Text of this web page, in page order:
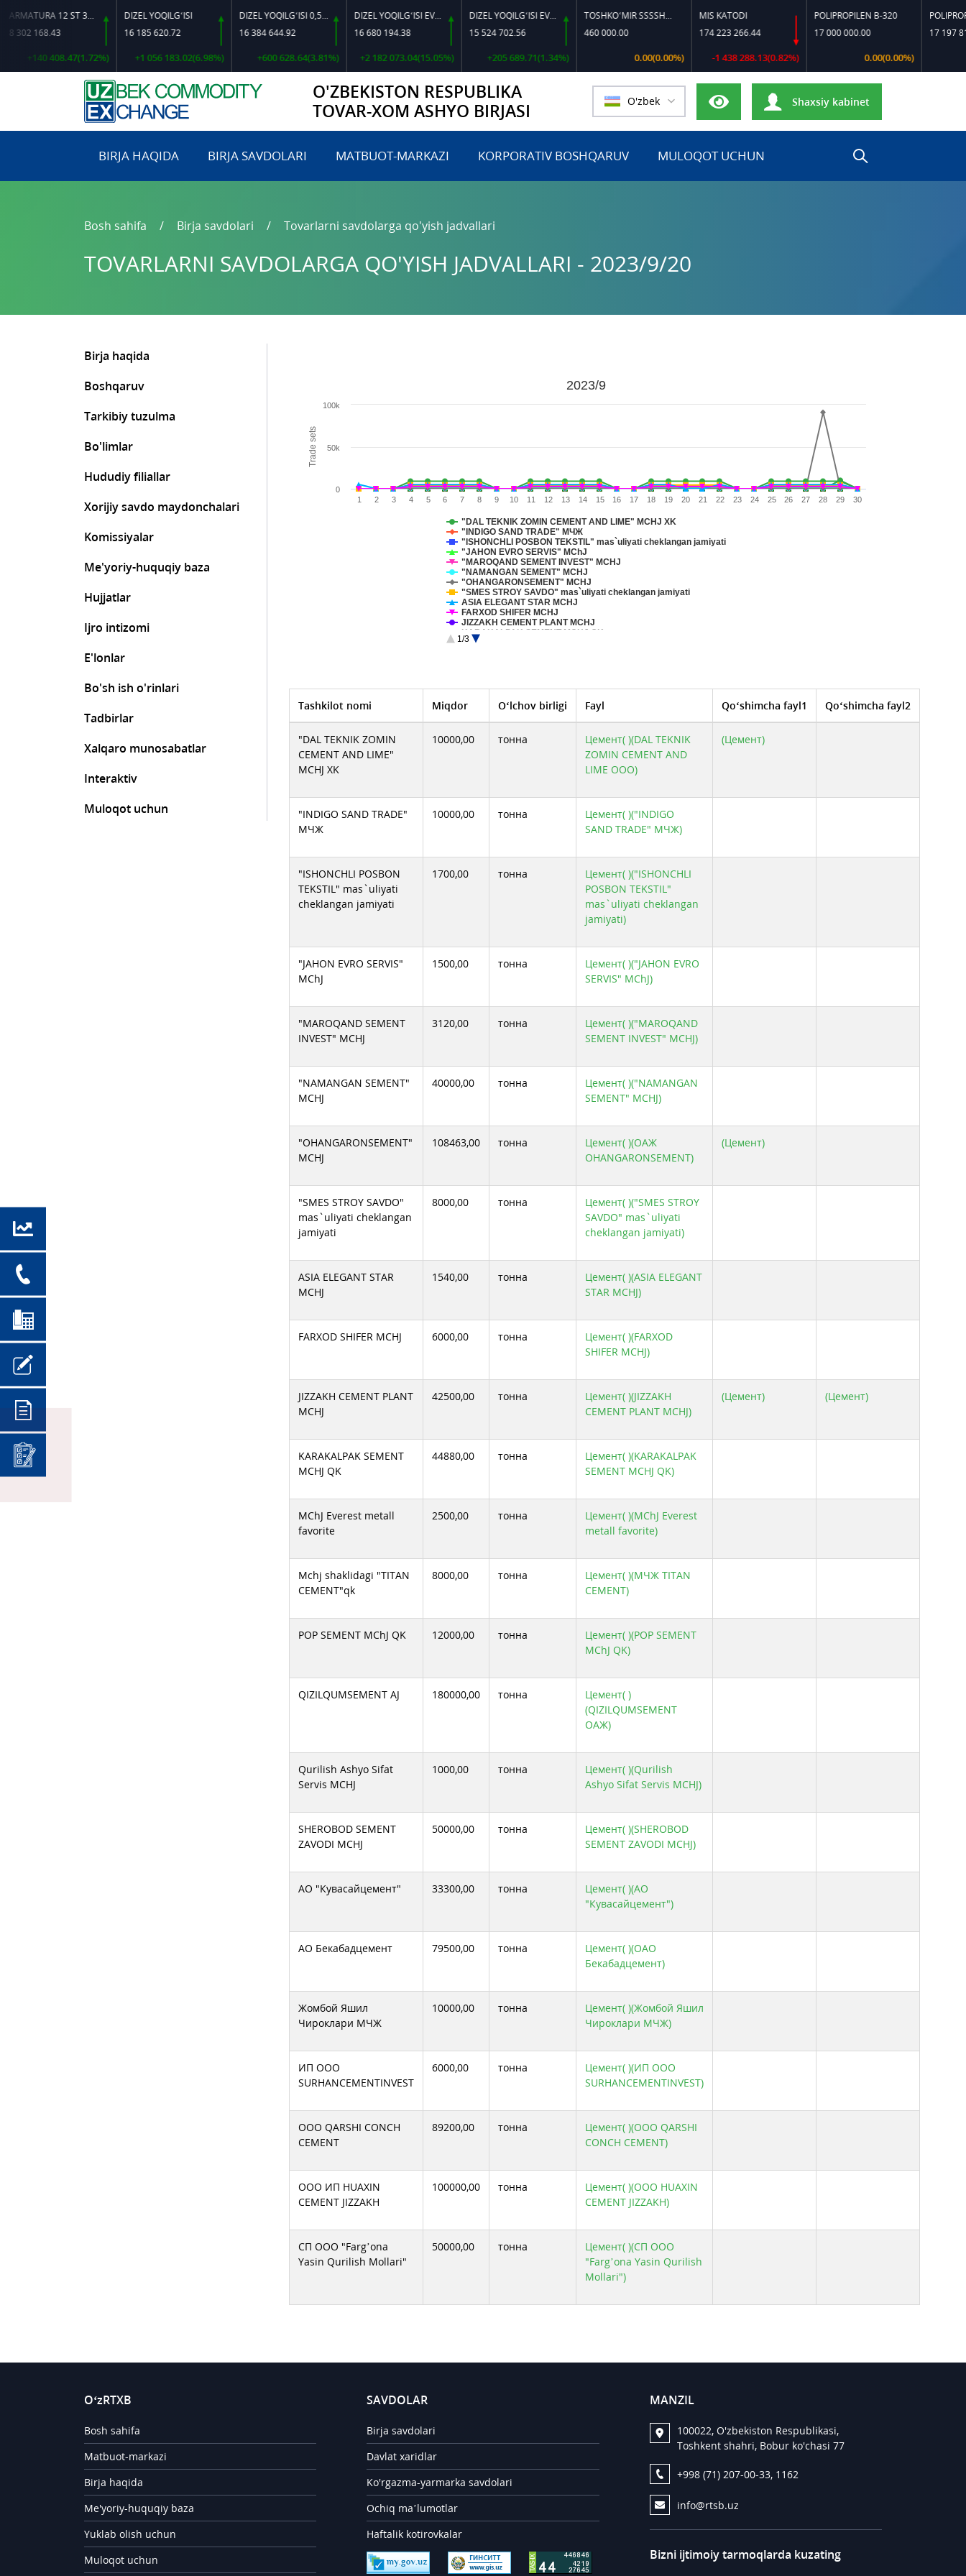
ARMATURA 12 ST 35 GS O‘LCHAMLI
DIZEL YOQILG‘ISI
16 185 620.72
+1 056 183.02(6.98%)
DIZEL YOQILG‘ISI 0,5-40
16 384 644.92
+600 628.64(3.81%)
DIZEL YOQILG‘ISI EVRO L-K-4
16 680 194.38
+2 182 073.04(15.05%)
DIZEL YOQILG‘ISI EVRO-L II K-4 SSDF
15 524 702.56
+205 689.71(1.34%)
TOSHKO‘MIR SSSSH-13
0.00(0.00%)
MIS KATODI
174 223 266.44
-1 438 288.13(0.82%)
POLIPROPILEN B-320
17 000 000.00
0.00(0.00%)
POLIPROPILEN FC-
17 197 818.18
O'ZBEKISTON RESPUBLIKA
TOVAR-XOM ASHYO BIRJASI
O'zbek Shaxsiy kabinet
BIRJA HAQIDA BIRJA SAVDOLARI MATBUOT-MARKAZI KORPORATIV BOSHQARUV MULOQOT UCHUN
Bosh sahifa Birja savdolari Tovarlarni savdolarga qo'yish jadvallari
TOVARLARNI SAVDOLARGA QO'YISH JADVALLARI - 2023/9/20
Birja haqida
Boshqaruv
Tarkibiy tuzulma
Bo'limlar
Hududiy filiallar
Xorijiy savdo maydonchalari
Komissiyalar
Me'yoriy-huquqiy baza
Hujjatlar
Ijro intizomi
E'lonlar
Bo'sh ish o'rinlari
Tadbirlar
Xalqaro munosabatlar
Interaktiv
Muloqot uchun
Trade sets
2023/9
"DAL TEKNIK ZOMIN CEMENT AND LIME" MCHJ XK
"INDIGO SAND TRADE" МЧЖ
"ISHONCHLI POSBON TEKSTIL" mas`uliyati cheklangan jamiyati
"JAHON EVRO SERVIS" MChJ
"MAROQAND SEMENT INVEST" MCHJ
"NAMANGAN SEMENT" MCHJ
"OHANGARONSEMENT" MCHJ
"SMES STROY SAVDO" mas`uliyati cheklangan jamiyati
ASIA ELEGANT STAR MCHJ
FARXOD SHIFER MCHJ
JIZZAKH CEMENT PLANT MCHJ
KARAKALPAK SEMENT MCHJ QK
MChJ Everest metall favorite
АО "Кувасайцемент"
Жомбой Яшил Чироклари МЧЖ
ООО QARSHI CONCH CEMENT
ООО ИП HUAXIN CEMENT JIZZAKH
1/3
1 2 3 4 5 6 7 8 9 10 11 12 13 14 15 16 17 18 19 20 21 22 23 24 25 26 27 28 29 30
0
50k
100k
Tashkilot nomi Miqdor O‘lchov birligi Fayl Qo‘shimcha fayl1 Qo‘shimcha fayl2
"DAL TEKNIK ZOMIN
CEMENT AND LIME"
MCHJ XK
10000,00 тонна
Цемент( )(DAL TEKNIK
ZOMIN CEMENT AND
LIME ООО)
(Цемент)
"INDIGO SAND TRADE"
МЧЖ
10000,00 тонна
Цемент( )("INDIGO
SAND TRADE" МЧЖ)
"ISHONCHLI POSBON
TEKSTIL" mas`uliyati
cheklangan jamiyati
1700,00 тонна
Цемент( )("ISHONCHLI
POSBON TEKSTIL"
mas`uliyati cheklangan
jamiyati)
"JAHON EVRO SERVIS"
MChJ
1500,00 тонна
Цемент( )("JAHON EVRO
SERVIS" MChJ)
"MAROQAND SEMENT
INVEST" MCHJ
3120,00 тонна
Цемент( )("MAROQAND
SEMENT INVEST" MCHJ)
"NAMANGAN SEMENT"
MCHJ
40000,00 тонна
Цемент( )("NAMANGAN
SEMENT" MCHJ)
"OHANGARONSEMENT"
MCHJ
108463,00 тонна
Цемент( )(ОАЖ
OHANGARONSEMENT)
(Цемент)
"SMES STROY SAVDO"
mas`uliyati cheklangan
jamiyati
8000,00 тонна
Цемент( )("SMES STROY
SAVDO" mas`uliyati
cheklangan jamiyati)
ASIA ELEGANT STAR
MCHJ
1540,00 тонна
Цемент( )(ASIA ELEGANT
STAR MCHJ)
FARXOD SHIFER MCHJ 6000,00 тонна
Цемент( )(FARXOD
SHIFER MCHJ)
JIZZAKH CEMENT PLANT
MCHJ
42500,00 тонна
Цемент( )(JIZZAKH
CEMENT PLANT MCHJ)
(Цемент) (Цемент)
KARAKALPAK SEMENT
MCHJ QK
44880,00 тонна
Цемент( )(KARAKALPAK
SEMENT MCHJ QK)
MChJ Everest metall
favorite
2500,00 тонна
Цемент( )(MChJ Everest
metall favorite)
Mchj shaklidagi "TITAN
CEMENT"qk
8000,00 тонна
Цемент( )(МЧЖ TITAN
CEMENT)
POP SEMENT MChJ QK 12000,00 тонна
Цемент( )(POP SEMENT
MChJ QK)
QIZILQUMSEMENT АJ 180000,00 тонна
Цемент( )
(QIZILQUMSEMENT
ОАЖ)
Qurilish Ashyo Sifat
Servis MCHJ
1000,00 тонна
Цемент( )(Qurilish
Ashyo Sifat Servis MCHJ)
SHEROBOD SEMENT
ZAVODI MCHJ
50000,00 тонна
Цемент( )(SHEROBOD
SEMENT ZAVODI MCHJ)
АО "Кувасайцемент" 33300,00 тонна
Цемент( )(АО
"Кувасайцемент")
АО Бекабадцемент 79500,00 тонна
Цемент( )(ОАО
Бекабадцемент)
Жомбой Яшил
Чироклари МЧЖ
10000,00 тонна
Цемент( )(Жомбой Яшил
Чироклари МЧЖ)
ИП ООО
SURHANCEMENTINVEST
6000,00 тонна
Цемент( )(ИП ООО
SURHANCEMENTINVEST)
ООО QARSHI CONCH
CEMENT
89200,00 тонна
Цемент( )(ООО QARSHI
CONCH CEMENT)
ООО ИП HUAXIN
CEMENT JIZZAKH
100000,00 тонна
Цемент( )(ООО HUAXIN
CEMENT JIZZAKH)
СП ООО "Farg’ona
Yasin Qurilish Mollari"
50000,00 тонна
Цемент( )(СП ООО
"Farg’ona Yasin Qurilish
Mollari")
O‘zRTXB
Bosh sahifa
Matbuot-markazi
Birja haqida
Me'yoriy-huquqiy baza
Yuklab olish uchun
Muloqot uchun
SAVDOLAR
Birja savdolari
Davlat xaridlar
Ko'rgazma-yarmarka savdolari
Ochiq ma’lumotlar
Haftalik kotirovkalar
MANZIL
100022, O'zbekiston Respublikasi,
Toshkent shahri, Bobur ko'chasi 77
+998 (71) 207-00-33, 1162
info@rtsb.uz
Bizni ijtimoiy tarmoqlarda kuzating